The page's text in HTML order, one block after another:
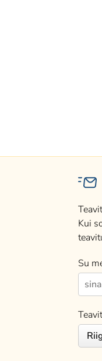
Kui
Su